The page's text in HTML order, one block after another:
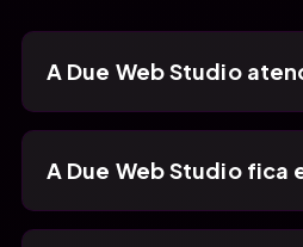
A Due Web Studio
A Due Web Studio fica